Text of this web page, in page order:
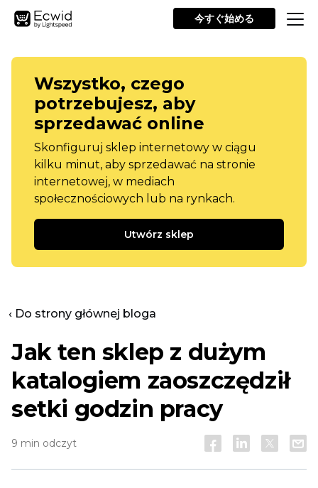
今すぐ始める
Wszystko, czego
potrzebujesz, aby
sprzedawać online
Skonfiguruj sklep internetowy w ciągu
kilku minut, aby sprzedawać na stronie
internetowej, w mediach
społecznościowych lub na rynkach.
Utwórz sklep
‹ Do strony głównej bloga
Jak ten sklep z dużym
katalogiem zaoszczędził
setki godzin pracy
9 min odczyt